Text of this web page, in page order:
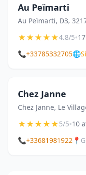
Au Peïmarti
Au Peïmarti, D3,
★★★★★4.8/5•
📞+33785332705🌐
Chez Janne
Chez Janne, Le
★★★★★5/5•10
📞+33681981922 📍